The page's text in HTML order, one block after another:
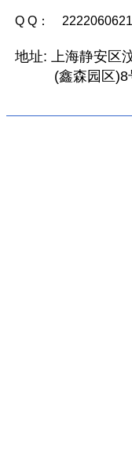
Q Q： 2222060621
地址: 上海静安区
(鑫森园区)8